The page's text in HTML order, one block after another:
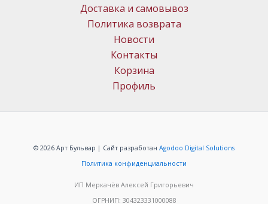
Доставка и самовывоз
Политика возврата
Новости
Контакты
Корзина
Профиль
© 2026 Арт Бульвар | Сайт разработан Agodoo Digital Solutions
Политика конфиденциальности
ИП Меркачёв Алексей Григорьевич
ОГРНИП: 304323331000088